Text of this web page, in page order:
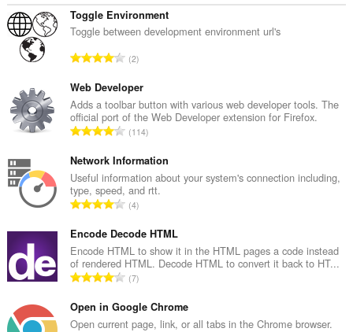
Toggle Environment
Toggle between development environment url's
总
分
次
数
：
2
Web Developer
Adds a toolbar button with various web developer tools. The
official port of the Web Developer extension for Firefox.
总
分
次
数
：
114
Network Information
Useful information about your system's connection including,
type, speed, and rtt.
总
分
次
数
：
4
Encode Decode HTML
Encode HTML to show it in the HTML pages a code instead
of rendered HTML. Decode HTML to convert it back to HT...
总
分
次
7
Open in Google Chrome
Open current page, link, or all tabs in the Chrome browser.